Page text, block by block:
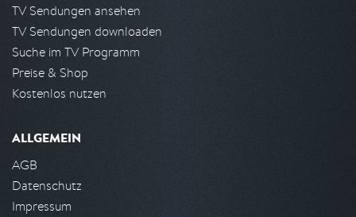
TV Sendungen ansehen
TV Sendungen downloaden
Suche im TV Programm
Preise & Shop
Kostenlos nutzen
ALLGEMEIN
AGB
Datenschutz
Impressum